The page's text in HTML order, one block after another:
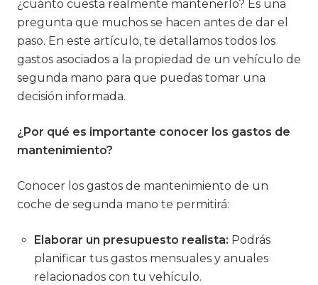
¿cuánto cuesta realmente mantenerlo? Es una
pregunta que muchos se hacen antes de dar el
paso. En este artículo, te detallamos todos los
gastos asociados a la propiedad de un vehículo de
segunda mano para que puedas tomar una
decisión informada.
¿Por qué es importante conocer los gastos de
mantenimiento?
Conocer los gastos de mantenimiento de un
coche de segunda mano te permitirá:
Elaborar un presupuesto realista: Podrás
planificar tus gastos mensuales y anuales
relacionados con tu vehículo.